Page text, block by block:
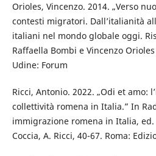
Orioles, Vincenzo. 2014. „Verso
contesti migratori. Dall’italianità
italiani nel mondo globale oggi.
Raffaella Bombi e Vincenzo
Udine: Forum
Ricci, Antonio. 2022. „Odi et amo:
collettività romena in Italia.” In
immigrazione romena in Italia, ed.
Coccia, A. Ricci, 40-67. Roma: